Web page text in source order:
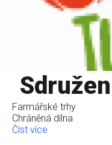
Farmářské trhy
Chráněná dílna
Číst více